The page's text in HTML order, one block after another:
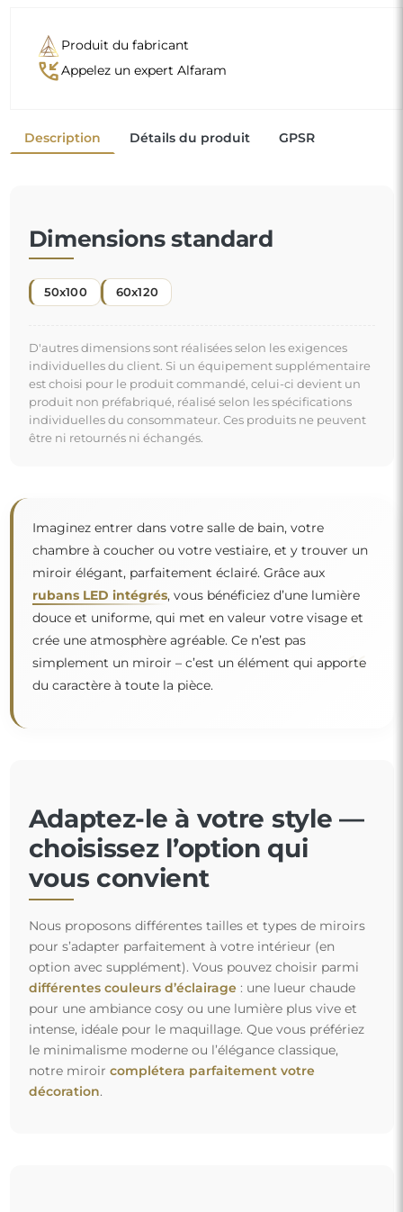
Produit du fabricant
phone_callbackAppelez un expert Alfaram
Description Détails du produit GPSR
Dimensions standard
50x100 60x120
D'autres dimensions sont réalisées selon les exigences
individuelles du client. Si un équipement supplémentaire
est choisi pour le produit commandé, celui-ci devient un
produit non préfabriqué, réalisé selon les spécifications
individuelles du consommateur. Ces produits ne peuvent
être ni retournés ni échangés.
Imaginez entrer dans votre salle de bain, votre
chambre à coucher ou votre vestiaire, et y trouver un
miroir élégant, parfaitement éclairé. Grâce aux
rubans LED intégrés, vous bénéficiez d’une lumière
douce et uniforme, qui met en valeur votre visage et
crée une atmosphère agréable. Ce n’est pas
simplement un miroir – c’est un élément qui apporte
du caractère à toute la pièce.
“
Adaptez-le à votre style —
choisissez l’option qui
vous convient
Nous proposons différentes tailles et types de miroirs
pour s’adapter parfaitement à votre intérieur (en
option avec supplément). Vous pouvez choisir parmi
différentes couleurs d’éclairage: une lueur chaude
pour une ambiance cosy ou une lumière plus vive et
intense, idéale pour le maquillage. Que vous préfériez
le minimalisme moderne ou l’élégance classique,
notre miroir complétera parfaitement votre
décoration.